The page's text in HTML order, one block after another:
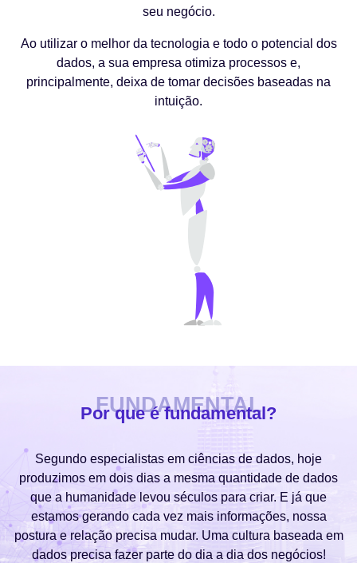
seu negócio.
Ao utilizar o melhor da tecnologia e todo o potencial dos
dados, a sua empresa otimiza processos e,
principalmente, deixa de tomar decisões baseadas na
intuição.
FUNDAMENTAL
Por que é fundamental?
Segundo especialistas em ciências de dados, hoje
produzimos em dois dias a mesma quantidade de dados
que a humanidade levou séculos para criar. E já que
estamos gerando cada vez mais informações, nossa
postura e relação precisa mudar. Uma cultura baseada em
dados precisa fazer parte do dia a dia dos negócios!